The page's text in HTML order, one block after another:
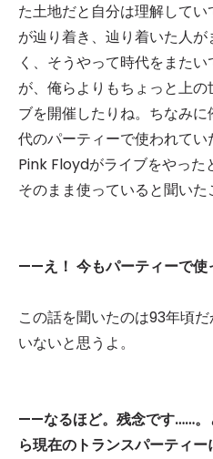
た土地だと自分は理解して
が辿り着き、辿り着いた人
く、そうやって時代をまた
が、俺らよりもちょっと上
ブを開催したりね。ちなみ
代のパーティーで使われてい
Pink Floydがライブをやった
そのまま使っていると聞いた
——え！ 今もパーティーで使
この話を聞いたのは93年頃
いないと思うよ。
——なるほど。残念です……
ら現在のトランスパーティ